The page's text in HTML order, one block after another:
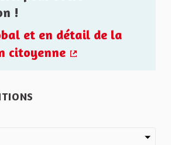
!
et en détail de la
citoyenne